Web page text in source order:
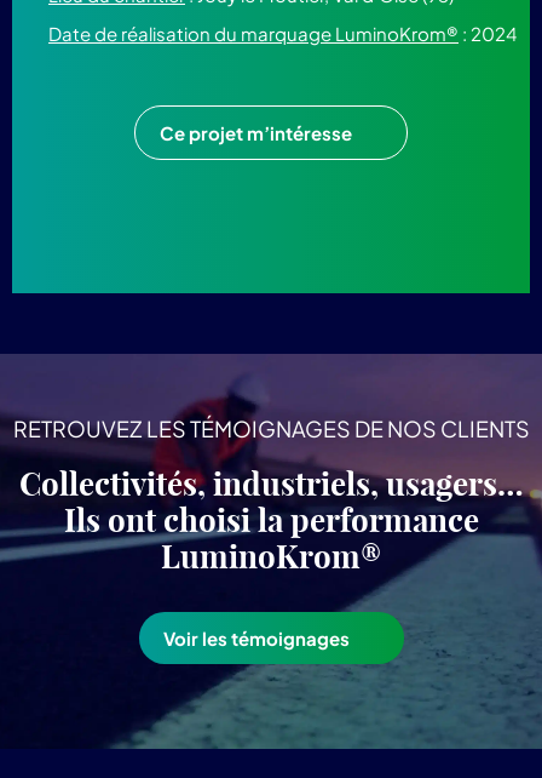
Date de réalisation du marquage LuminoKrom® : 2024
Ce projet m’intéresse
RETROUVEZ LES TÉMOIGNAGES DE NOS CLIENTS
Collectivités, industriels, usagers…
Ils ont choisi la performance
LuminoKrom®
Voir les témoignages